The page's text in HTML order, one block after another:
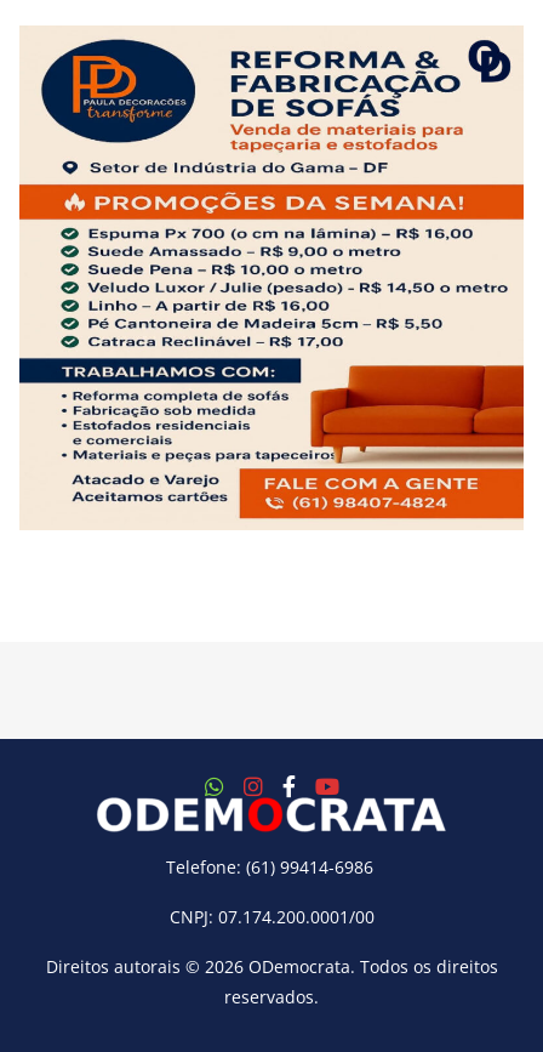
Telefone: (61) 99414-6986
CNPJ: 07.174.200.0001/00
Direitos autorais © 2026 ODemocrata. Todos os direitos
reservados.